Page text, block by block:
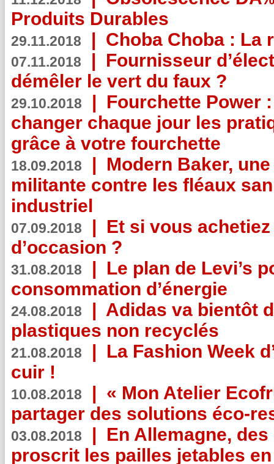
Produits Durables
29.11.2018 | Choba Choba : La
07.11.2018 | Fournisseur
démêler le vert du faux ?
29.10.2018 | Fourchette Power
changer chaque jour les
grâce à votre fourchette
18.09.2018 | Modern Baker,
militante contre les fléaux
industriel
07.09.2018 | Et si vous
d’occasion ?
31.08.2018 | Le plan de Levi’s
consommation d’énergie
24.08.2018 | Adidas va bientôt
plastiques non recyclés
21.08.2018 | La Fashion Week
cuir !
10.08.2018 | « Mon Atelier
partager des solutions éco-
03.08.2018 | En Allemagne,
proscrit les pailles jetables